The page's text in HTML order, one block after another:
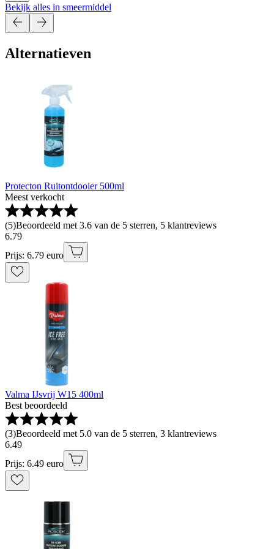
Bekijk alles in smeermiddel
Alternatieven
Protecton Ruitontdooier 500ml
Meest verkocht
(5)Beoordeeld met 3.6 van de 5 sterren, 5 klantreviews
6.79
Prijs: 6.79 euro
Valma IJsvrij W15 400ml
Best beoordeeld
(3)Beoordeeld met 5.0 van de 5 sterren, 3 klantreviews
6.49
Prijs: 6.49 euro